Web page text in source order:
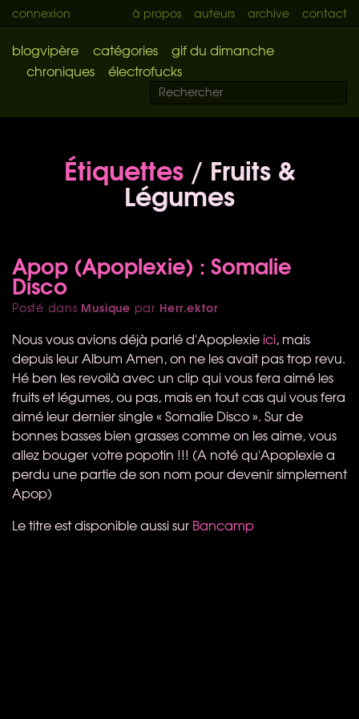
connexion à propos auteurs archive contact
blogvipère catégories
gif du dimanche
chroniques
électrofucks
Étiquettes/ Fruits &
Légumes
Apop (Apoplexie) : Somalie
Disco
Posté dans Musique par Herr.ektor
Nous vous avions déjà parlé d'Apoplexie ici, mais
depuis leur Album Amen, on ne les avait pas trop revu.
Hé ben les revoilà avec un clip qui vous fera aimé les
fruits et légumes, ou pas, mais en tout cas qui vous fera
aimé leur dernier single « Somalie Disco ». Sur de
bonnes basses bien grasses comme on les aime, vous
allez bouger votre popotin !!! (A noté qu'Apoplexie a
perdu une partie de son nom pour devenir simplement
Apop)
Le titre est disponible aussi sur Bancamp